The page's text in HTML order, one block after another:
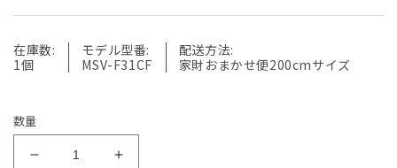
在庫数:
1個
モデル型番:
MSV-F31CF
配送方法:
家財おまかせ便200cmサイズ
数量
【中